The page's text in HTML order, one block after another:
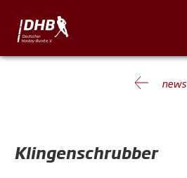
news
Klingenschrubber